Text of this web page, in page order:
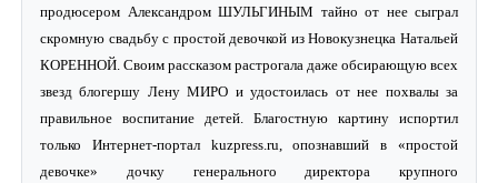
продюсером Александром ШУЛЬГИНЫМ тайно от нее сыграл
скромную свадьбу с простой девочкой из Новокузнецка Натальей
КОРЕННОЙ. Своим рассказом растрогала даже обсирающую всех
звезд блогершу Лену МИРО и удостоилась от нее похвалы за
правильное воспитание детей. Благостную картину испортил
только Интернет-портал kuzpress.ru, опознавший в «простой
девочке» дочку генерального директора крупного